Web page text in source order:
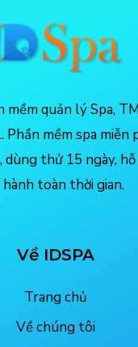
mềm quản lý Spa,
Phần mềm spa miễn
thử 15 ngày,
toàn thời gian.
Về IDSPA
Trang chủ
Về chúng tôi